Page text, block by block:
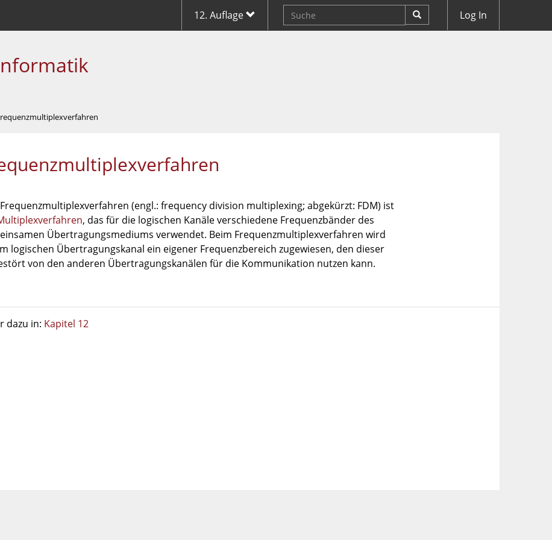
12. Auflage Log In
(engl.: frequency division multiplexing; abgekürzt: FDM) ist
, das für die logischen Kanäle verschiedene Frequenzbänder des
Übertragungsmediums verwendet. Beim Frequenzmultiplexverfahren wird
logischen Übertragungskanal ein eigener Frequenzbereich zugewiesen, den dieser
von den anderen Übertragungskanälen für die Kommunikation nutzen kann.
dazu in: Kapitel 12